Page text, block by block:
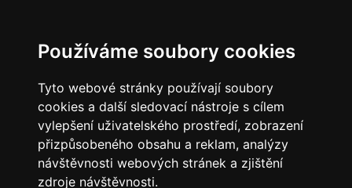
Používáme soubory cookies
Tyto webové stránky používají soubory
cookies a další sledovací nástroje s cílem
vylepšení uživatelského prostředí, zobrazení
přizpůsobeného obsahu a reklam, analýzy
návštěvnosti webových stránek a zjištění
zdroje návštěvnosti.